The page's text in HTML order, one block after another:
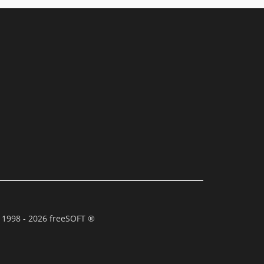
- 2026 freeSOFT ®